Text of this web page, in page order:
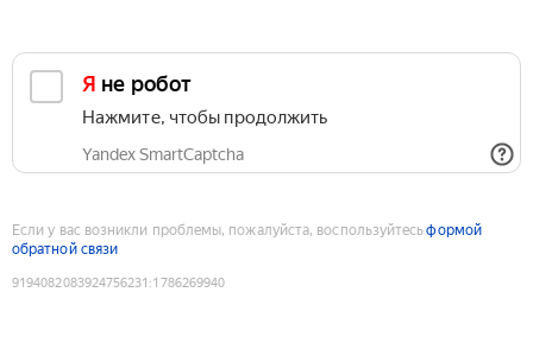
Я не робот
Нажмите, чтобы продолжить
Yandex SmartCaptcha
Если у вас возникли проблемы, пожалуйста, воспользуйтесьформой
обратной связи
9194082083924756231 :1786269940